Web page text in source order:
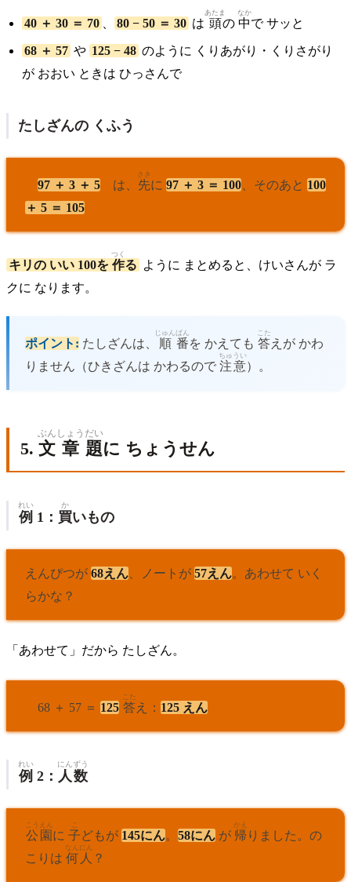
40 ＋ 30 ＝ 70 80 − 50 ＝ 30 は 頭
あたま
の 中
なか
で サッと
68 ＋ 57 や 125 − 48 のように くりあがり・くりさがり
が おおい ときは ひっさんで
たしざんの くふう
97 ＋ 3 ＋ 5 は、 先
さき
に 97 ＋ 3 ＝ 100 、そのあと 100
＋ 5 ＝ 105
キリの いい 100を 作
つく
る ように まとめると、けいさんが ラ
クに なります。
ポイント: たしざんは、 順
じゅん
番
ばん
を かえても 答
こた
えが かわ
りません（ひきざんは かわるので 注意
ちゅうい
）。
5. 文
ぶん
章
しょう
題
だい
に ちょうせん
例
れい
1： 買
か
いもの
えんぴつが 68えん 、ノートが 57えん。あわせて いく
らかな？
「あわせて」だから たしざん。
68 ＋ 57 ＝ 125 答
こた
え： 125 えん
例
れい
2： 人
にん
数
ずう
公
こう
園
えん
に 子
こ
どもが 145にん。 58にん が 帰
かえ
りました。の
こりは 何
なん
人
にん
？